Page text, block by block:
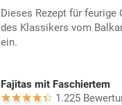
Dieses Rezept für
des Klassikers vom
ein.
Fajitas mit Faschiertem
1.225